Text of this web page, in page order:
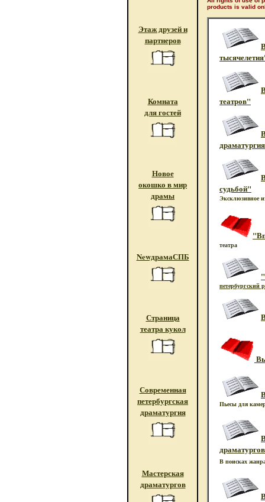
Этаж друзей и
партнеров
Комната
для гостей
Новое
окошко в мир
драмы
NewдрамаСПБ
Страница
театра кукол
Современная
петербургская
драматургия
Мастерская
драматургов
products is valid
театров"
судьбой"
Эксклюзивное
театра
петербургский
Пьесы для
В поисках